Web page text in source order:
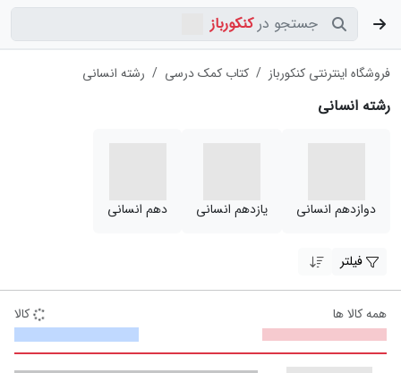
جستجو درکنکورباز
فروشگاه اینترنتی کنکورباز کتاب کمک درسی رشته انسانی
رشته انسانی
دوازدهم انسانی یازدهم انسانی دهم انسانی
فیلتر
همه کالا ها کالا